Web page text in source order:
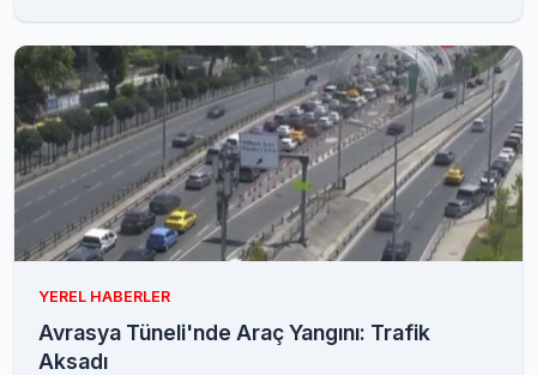
YEREL HABERLER
Avrasya Tüneli'nde Araç Yangını: Trafik
Aksadı